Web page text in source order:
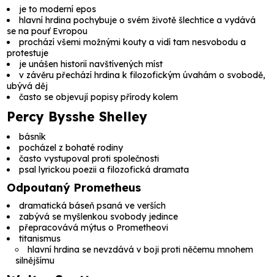
je to moderní epos
hlavní hrdina pochybuje o svém životě šlechtice a vydává
se na pouť Evropou
prochází všemi možnými kouty a vidí tam nesvobodu a
protestuje
je unášen historií navštívených míst
v závěru přechází hrdina k filozofickým úvahám o svobodě,
ubývá děj
často se objevují popisy přírody kolem
Percy Bysshe Shelley
básník
pocházel z bohaté rodiny
často vystupoval proti společnosti
psal lyrickou poezii a filozofická dramata
Odpoutaný Prometheus
dramatická báseň psaná ve verších
zabývá se myšlenkou svobody jedince
přepracovává mýtus o Prometheovi
titanismus
hlavní hrdina se nevzdává v boji proti něčemu mnohem
silnějšímu